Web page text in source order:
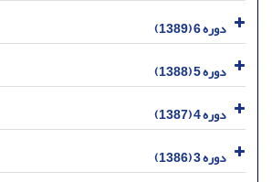
دوره 6 (1389)
دوره 5 (1388)
دوره 4 (1387)
دوره 3 (1386)